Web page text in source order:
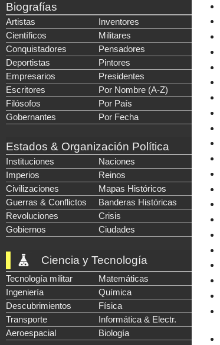
Biografías
Artistas
Inventores
Científicos
Militares
Conquistadores
Pensadores
Deportistas
Pintores
Empresarios
Presidentes
Escritores
Por Nombre (A-Z)
Filósofos
Por País
Gobernantes
Por Fecha
Estados & Organización Política
Instituciones
Naciones
Imperios
Reinos
Civilizaciones
Mapas Históricos
Guerras & Conflictos
Banderas Históricas
Revoluciones
Crisis
Gobiernos
Ciudades
Ciencia y Tecnología
Tecnología militar
Matemáticas
Ingeniería
Química
Descubrimientos
Física
Transporte
Informática & Electr.
Aeroespacial
Biología